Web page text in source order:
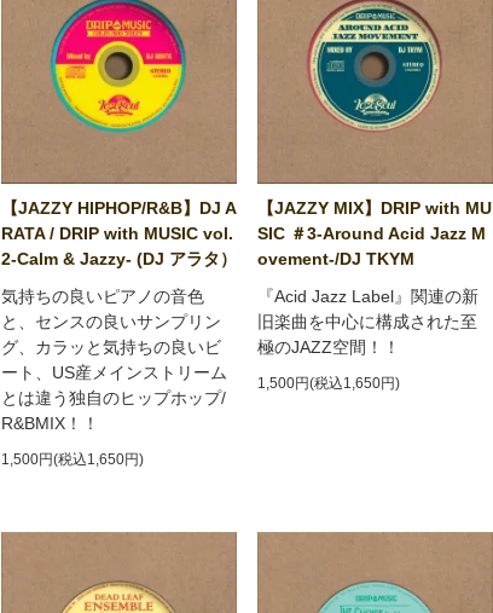
【JAZZY HIPHOP/R&B】DJ A
RATA / DRIP with MUSIC vol.
2-Calm & Jazzy- (DJ アラタ）
気持ちの良いピアノの音色
と、センスの良いサンプリン
グ、カラッと気持ちの良いビ
ート、US産メインストリーム
とは違う独自のヒップホップ/
R&BMIX！！
1,500円(税込1,650円)
【JAZZY MIX】DRIP with MU
SIC ＃3-Around Acid Jazz M
ovement-/DJ TKYM
『Acid Jazz Label』関連の新
旧楽曲を中心に構成された至
極のJAZZ空間！！
1,500円(税込1,650円)